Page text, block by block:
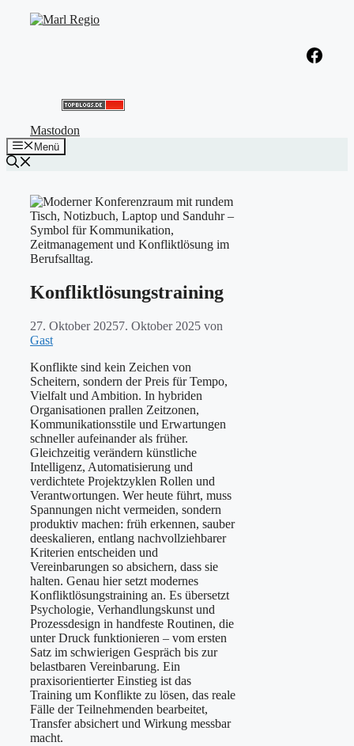
Facebook
Mastodon
Menü
Konfliktlösungstraining
27. Oktober 20257. Oktober 2025 von
Gast
Konflikte sind kein Zeichen von
Scheitern, sondern der Preis für Tempo,
Vielfalt und Ambition. In hybriden
Organisationen prallen Zeitzonen,
Kommunikationsstile und Erwartungen
schneller aufeinander als früher.
Gleichzeitig verändern künstliche
Intelligenz, Automatisierung und
verdichtete Projektzyklen Rollen und
Verantwortungen. Wer heute führt, muss
Spannungen nicht vermeiden, sondern
produktiv machen: früh erkennen, sauber
deeskalieren, entlang nachvollziehbarer
Kriterien entscheiden und
Vereinbarungen so absichern, dass sie
halten. Genau hier setzt modernes
Konfliktlösungstraining an. Es übersetzt
Psychologie, Verhandlungskunst und
Prozessdesign in handfeste Routinen, die
unter Druck funktionieren – vom ersten
Satz im schwierigen Gespräch bis zur
belastbaren Vereinbarung. Ein
praxisorientierter Einstieg ist das
Training um Konflikte zu lösen, das reale
Fälle der Teilnehmenden bearbeitet,
Transfer absichert und Wirkung messbar
macht.